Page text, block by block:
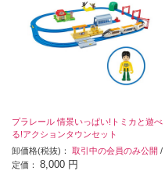
プラレール 情景いっぱい!トミカと遊べ
る!アクションタウンセット
卸価格(税抜)： 取引中の会員のみ公開 /
定価： 8,000 円